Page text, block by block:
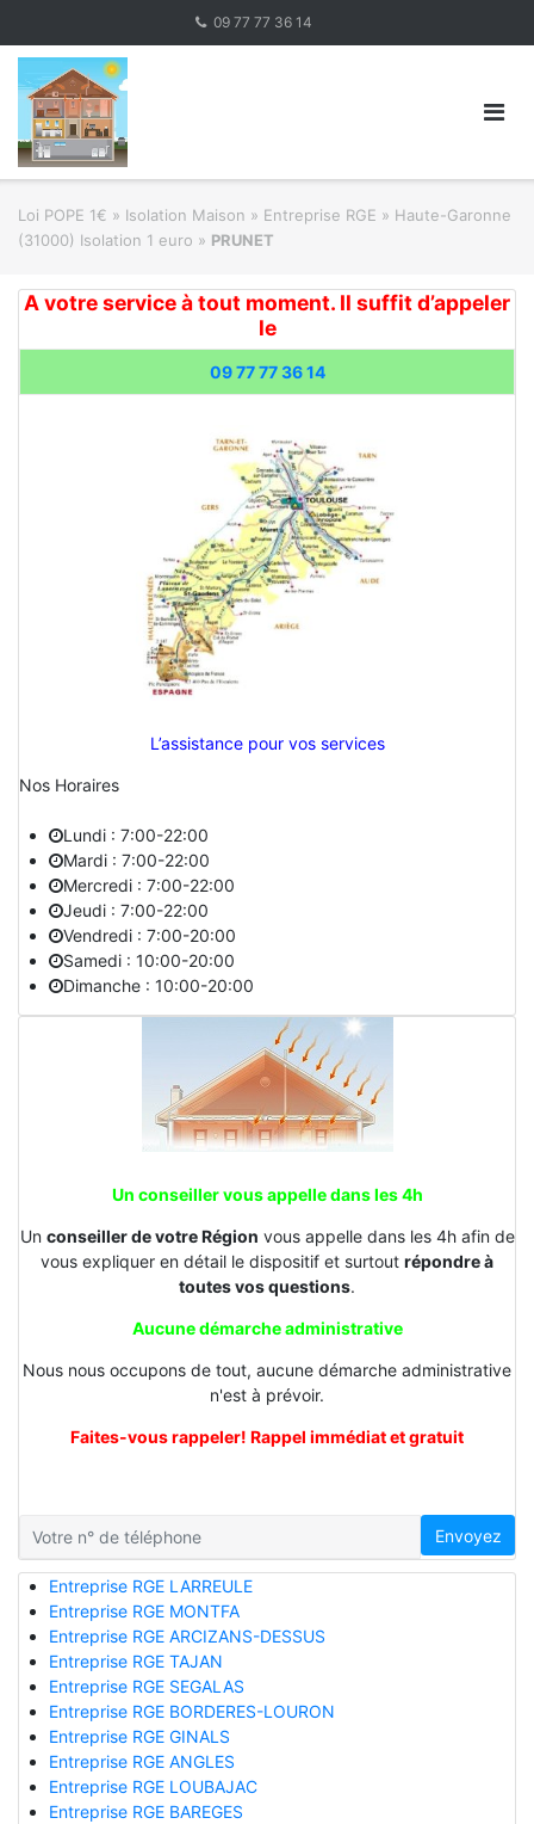
content
09 77 77 36 14
Loi POPE 1€ » Isolation Maison » Entreprise RGE » Haute-Garonne
(31000) Isolation 1 euro » PRUNET
A votre service à tout moment. Il suffit d’appeler
le
09 77 77 36 14
L’assistance pour vos services
Nos Horaires
Lundi : 7:00-22:00
Mardi : 7:00-22:00
Mercredi : 7:00-22:00
Jeudi : 7:00-22:00
Vendredi : 7:00-20:00
Samedi : 10:00-20:00
Dimanche : 10:00-20:00
Un conseiller vous appelle dans les 4h
Un conseiller de votre Région vous appelle dans les 4h afin de
vous expliquer en détail le dispositif et surtout répondre à
toutes vos questions.
Aucune démarche administrative
Nous nous occupons de tout, aucune démarche administrative
n'est à prévoir.
Faites-vous rappeler! Rappel immédiat et gratuit
Envoyez
Entreprise RGE LARREULE
Entreprise RGE MONTFA
Entreprise RGE ARCIZANS-DESSUS
Entreprise RGE TAJAN
Entreprise RGE SEGALAS
Entreprise RGE BORDERES-LOURON
Entreprise RGE GINALS
Entreprise RGE ANGLES
Entreprise RGE LOUBAJAC
Entreprise RGE BAREGES